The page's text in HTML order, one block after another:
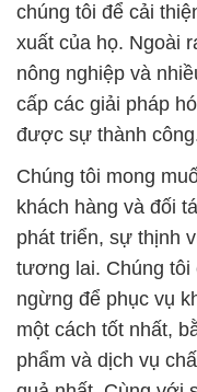
chúng tôi để cải
xuất của họ. Ngoài
nông nghiệp và
cấp các giải pháp
được sự thành
Chúng tôi mong
khách hàng và đối
phát triển, sự thịnh
tương lai. Chúng tôi
ngừng để phục vụ
một cách tốt nhất,
phẩm và dịch vụ